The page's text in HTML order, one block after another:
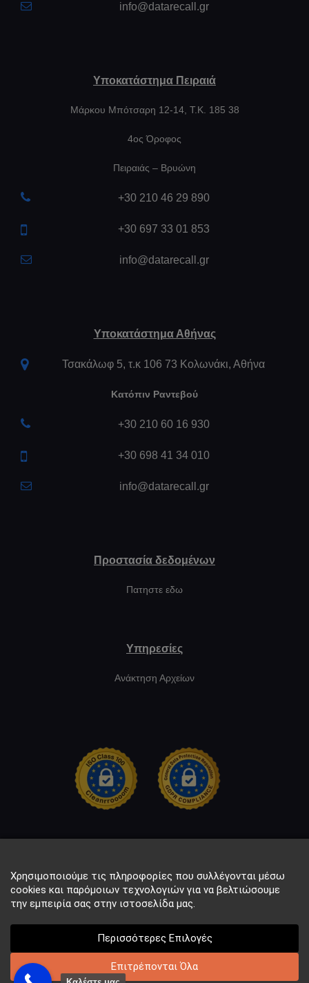
info@datarecall.gr
Υποκατάστημα Πειραιά
Μάρκου Μπότσαρη 12-14, Τ.Κ. 185 38
4ος Όροφος
Πειραιάς – Βρυώνη
+30 210 46 29 890
+30 697 33 01 853
info@datarecall.gr
Υποκατάστημα Αθήνας
Τσακάλωφ 5, τ.κ 106 73 Κολωνάκι, Αθήνα
Κατόπιν Ραντεβού
+30 210 60 16 930
+30 698 41 34 010
info@datarecall.gr
Προστασία δεδομένων
Πατηστε εδω
Υπηρεσίες
Ανάκτηση Αρχείων
Copyright © 2021 DataRecall. All rights reserved.
Powered by Seo Marketer
Χρησιμοποιούμε τις πληροφορίες που συλλέγονται μέσω
cookies και παρόμοιων τεχνολογιών για να βελτιώσουμε
την εμπειρία σας στην ιστοσελίδα μας.
Περισσότερες Επιλογές
Επιτρέπονται Όλα